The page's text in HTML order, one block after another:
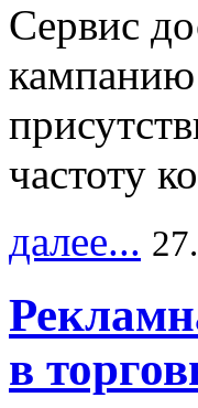
Сервис
кампанию
частоту
далее...
в